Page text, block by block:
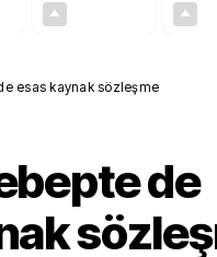
esas kaynak sözleşme
de